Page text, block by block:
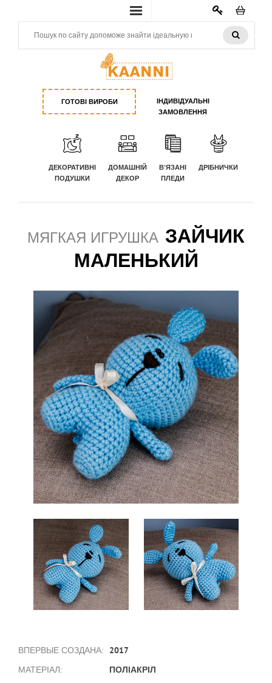
КАБИНЕТ
ГОТОВІ ВИРОБИ
ІНДИВІДУАЛЬНІ
ЗАМОВЛЕННЯ
ДЕКОРАТИВНІ
ПОДУШКИ
ДОМАШНІЙ
ДЕКОР
В'ЯЗАНІ
ПЛЕДИ
ДРІБНИЧКИ
МЯГКАЯ ИГРУШКА ЗАЙЧИК
МАЛЕНЬКИЙ
ВПЕРВЫЕ СОЗДАНА: 2017
МАТЕРІАЛ: ПОЛІАКРІЛ